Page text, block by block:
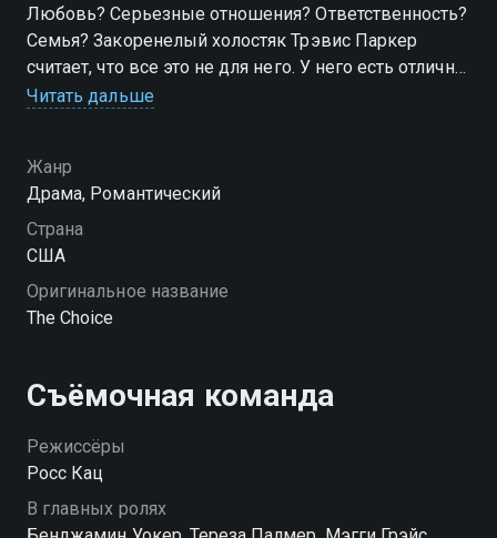
Любовь? Серьезные отношения? Ответственность?
Семья? Закоренелый холостяк Трэвис Паркер
считает, что все это не для него. У него есть отличная
работа и верные друзья. Он увлекается охотой,
доме по соседству поселяется тихая, замкнутая Габи,
жизнь Трэвиса меняется.
Читать дальше
Жанр
Драма, Романтический
Страна
США
Оригинальное название
The Choice
Съёмочная команда
Режиссёры
Росс Кац
В главных ролях